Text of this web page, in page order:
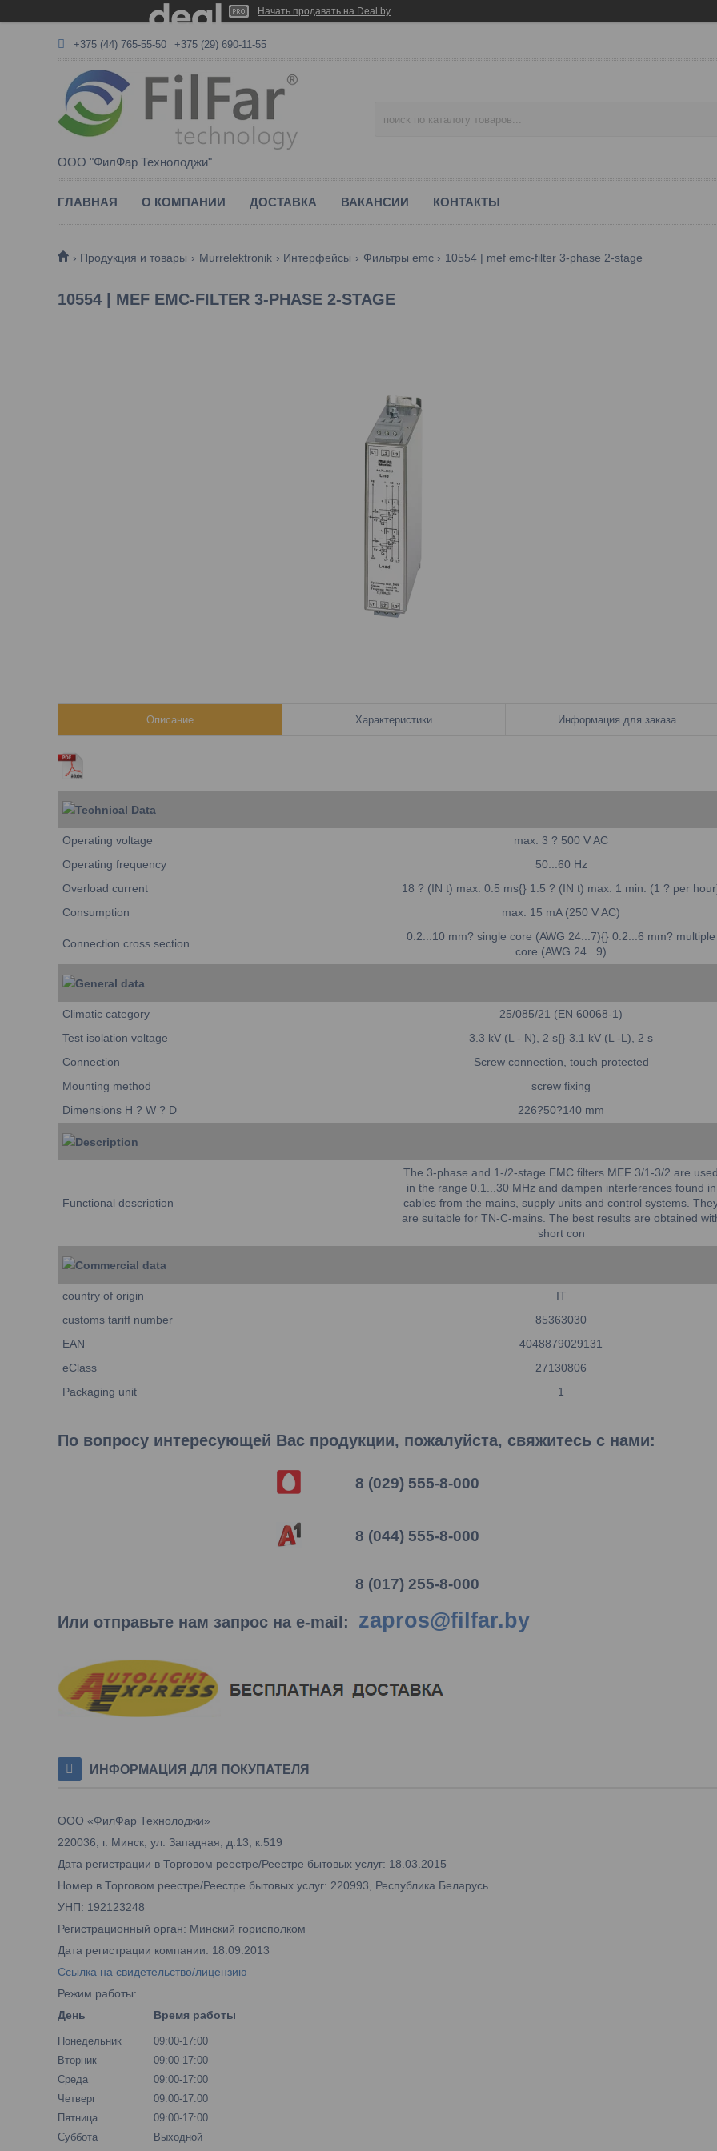
Начать продавать на Deal.by
+375 (44) 765-55-50 +375 (29) 690-11-55
ООО "ФилФар Технолоджи"
ГЛАВНАЯ О КОМПАНИИ ДОСТАВКА ВАКАНСИИ КОНТАКТЫ
Продукция и товары Murrelektronik Интерфейсы Фильтры emc 10554 | mef emc-filter 3-phase 2-stage
10554 | MEF EMC-FILTER 3-PHASE 2-STAGE
Описание Характеристики Информация для заказа
Technical Data
Operating voltage
max. 3 ? 500 V AC
Operating frequency
50...60 Hz
Overload current
18 ? (IN t) max. 0.5 ms{} 1.5 ? (IN t) max. 1 min. (1 ? per
Consumption
max. 15 mA (250 V AC)
Connection cross section
0.2...10 mm? single core (AWG 24...7){} 0.2...6 mm? multiple
core (AWG 24...9)
General data
Climatic category
25/085/21 (EN 60068-1)
Test isolation voltage
3.3 kV (L - N), 2 s{} 3.1 kV (L -L), 2 s
Connection
Screw connection, touch protected
Mounting method
screw fixing
Dimensions H ? W ? D
226?50?140 mm
Description
Functional description
The 3-phase and 1-/2-stage EMC filters MEF 3/1-3/2 are
in the range 0.1...30 MHz and dampen interferences found in
cables from the mains, supply units and control systems.
are suitable for TN-C-mains. The best results are obtained
short con
Commercial data
country of origin
IT
customs tariff number
85363030
EAN
4048879029131
eClass
27130806
Packaging unit
1
По вопросу интересующей Вас продукции, пожалуйста, свяжитесь с нами:
8 (029) 555-8-000
8 (044) 555-8-000
8 (017) 255-8-000
Или отправьте нам запрос на e-mail: zapros@filfar.by
ИНФОРМАЦИЯ ДЛЯ ПОКУПАТЕЛЯ
ООО «ФилФар Технолоджи»
220036, г. Минск, ул. Западная, д.13, к.519
Дата регистрации в Торговом реестре/Реестре бытовых услуг: 18.03.2015
Номер в Торговом реестре/Реестре бытовых услуг: 220993, Республика Беларусь
УНП: 192123248
Регистрационный орган: Минский горисполком
Дата регистрации компании: 18.09.2013
Ссылка на свидетельство/лицензию
Режим работы:
День
Время работы
Понедельник
09:00-17:00
Вторник
09:00-17:00
Среда
09:00-17:00
Четверг
09:00-17:00
Пятница
09:00-17:00
Суббота
Выходной